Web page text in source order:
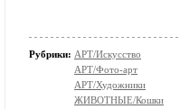
Рубрики: АРТ/Искусство
АРТ/Фото-арт
АРТ/Художники
ЖИВОТНЫЕ/Кошки